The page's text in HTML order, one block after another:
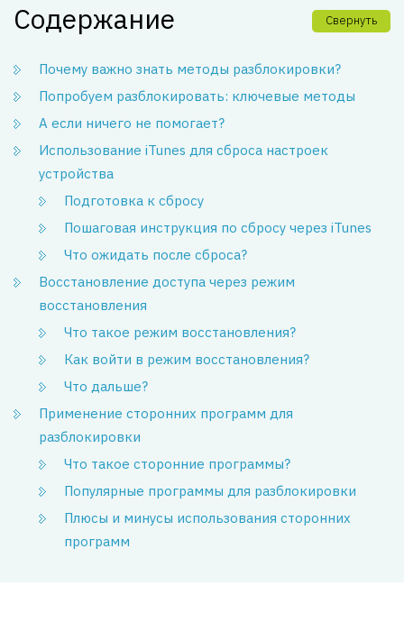
Содержание Свернуть
Почему важно знать методы разблокировки?
Попробуем разблокировать: ключевые методы
А если ничего не помогает?
Использование iTunes для сброса настроек
устройства
Подготовка к сбросу
Пошаговая инструкция по сбросу через iTunes
Что ожидать после сброса?
Восстановление доступа через режим
восстановления
Что такое режим восстановления?
Как войти в режим восстановления?
Что дальше?
Применение сторонних программ для
разблокировки
Что такое сторонние программы?
Популярные программы для разблокировки
Плюсы и минусы использования сторонних
программ